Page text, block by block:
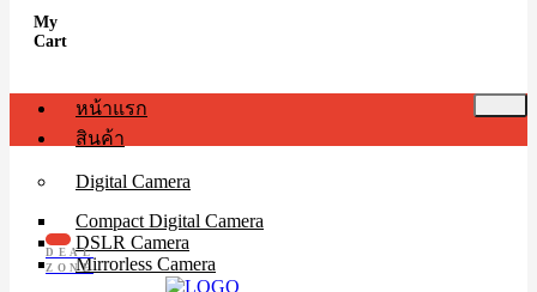
My
Cart
หน้าแรก
สินค้า
Digital Camera
Compact Digital Camera
DSLR Camera
Mirrorless Camera
DEAL
ZONE